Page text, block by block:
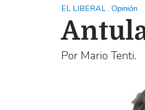
EL LIBERAL. Opinión
Por Mario Tenti.